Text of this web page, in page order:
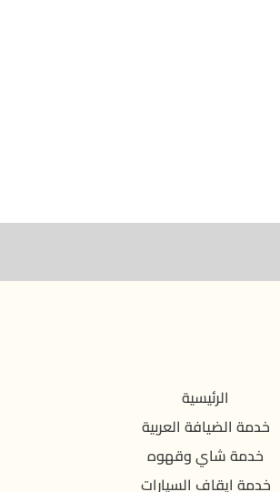
الرئيسية
خدمة الضيافة العربية
خدمة شاي وقهوه
خدمة ايقاف السيارات